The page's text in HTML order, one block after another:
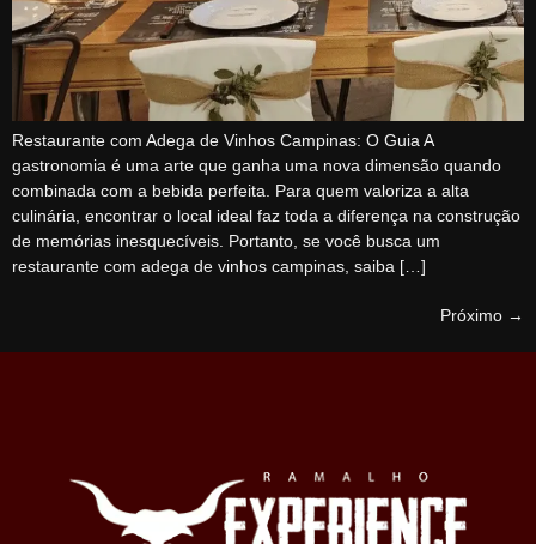
Restaurante com Adega de Vinhos Campinas: O Guia A
gastronomia é uma arte que ganha uma nova dimensão quando
combinada com a bebida perfeita. Para quem valoriza a alta
culinária, encontrar o local ideal faz toda a diferença na construção
de memórias inesquecíveis. Portanto, se você busca um
restaurante com adega de vinhos campinas, saiba […]
Próximo →